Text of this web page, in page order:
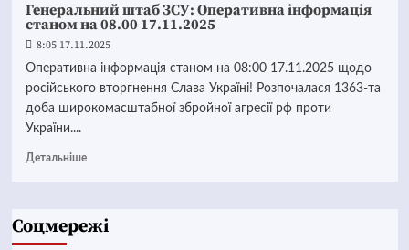
Генеральний штаб ЗСУ: Оперативна інформація
станом на 08.00 17.11.2025
8:05 17.11.2025
Оперативна інформація станом на 08:00 17.11.2025 щодо
російського вторгнення Слава Україні! Розпочалася 1363-та
доба широкомасштабної збройної агресії рф проти
України....
Детальніше
Соцмережі